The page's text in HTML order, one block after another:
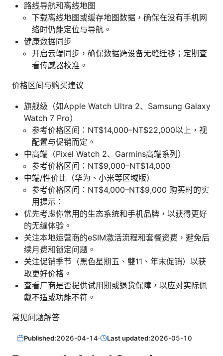
路线导航和离线地图
下载离线地图或缓存地图数据，确保在没有手机网
络时仍能定位与导航。
健康数据同步
开启云端同步，确保数据跨设备无缝迁移；定期查
看传感器校准。
价格区间与购买建议
旗舰级（如Apple Watch Ultra 2、Samsung Galaxy
Watch 7 Pro）
参考价格区间：NT$14,000–NT$22,000以上，视
配置与促销而定。
中高端（Pixel Watch 2、Garmins高端系列）
参考价格区间：NT$9,000–NT$14,000
中端/性价比（华为、小米等区域版）
参考价格区间：NT$4,000–NT$9,000 购买时的实
用提示：
优先考虑你常用的生态系统和手机品牌，以获得更好
的无缝体验。
关注本地运营商的eSIM激活流程和套餐资费，避免后
续月费和锁定问题。
关注促销季节（黑色星期五、雙11、年末促销）以获
取更好价格。
查看厂商是否提供试用期或退货保障，以应对实际佩
戴不适或功能不符。
常见问题解答
Published:2026-04-14· Last updated:2026-05-10